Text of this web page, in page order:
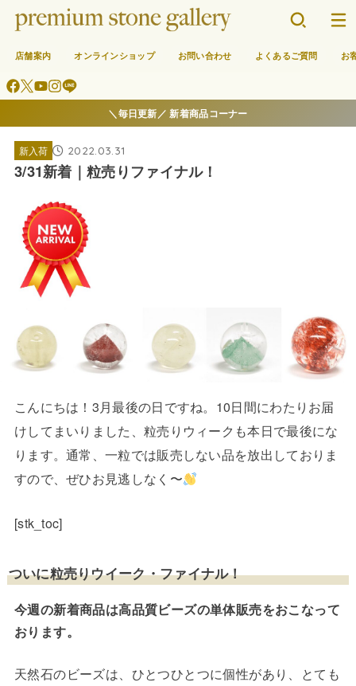
店舗案内 オンラインショップ お問い合わせ よくあるご質問 お
＼毎日更新／ 新着商品コーナー
新入荷 2022.03.31
3/31新着｜粒売りファイナル！
こんにちは！3月最後の日ですね。10日間にわたりお届
けしてまいりました、粒売りウィークも本日で最後にな
ります。通常、一粒では販売しない品を放出しておりま
すので、ぜひお見逃しなく〜
[stk_toc]
ついに粒売りウイーク・ファイナル！
今週の新着商品は高品質ビーズの単体販売をおこなって
おります。
天然石のビーズは、ひとつひとつに個性があり、とても